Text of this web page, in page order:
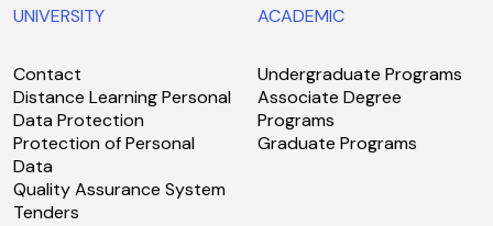
UNIVERSITY
Contact
Distance Learning Personal
Data Protection
Protection of Personal
Data
Quality Assurance System
Tenders
ACADEMIC
Undergraduate Programs
Associate Degree
Programs
Graduate Programs